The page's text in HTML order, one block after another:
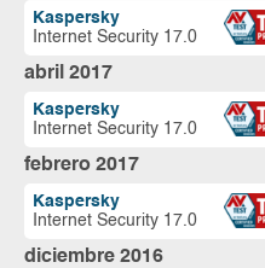
Kaspersky
Internet Security 17.0
abril 2017
Kaspersky
Internet Security 17.0
febrero 2017
Kaspersky
Internet Security 17.0
diciembre 2016